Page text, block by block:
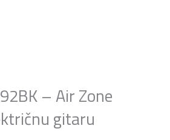
– Air Zone
gitaru